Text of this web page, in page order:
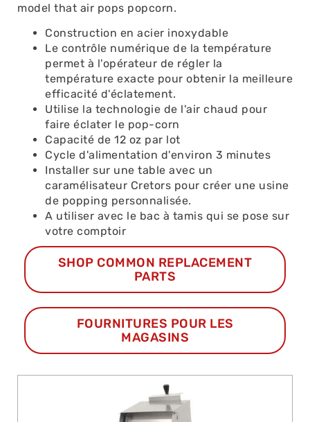
model that air pops popcorn.
Construction en acier inoxydable
Le contrôle numérique de la température
permet à l'opérateur de régler la
température exacte pour obtenir la meilleure
efficacité d'éclatement.
Utilise la technologie de l'air chaud pour
faire éclater le pop-corn
Capacité de 12 oz par lot
Cycle d'alimentation d'environ 3 minutes
Installer sur une table avec un
caramélisateur Cretors pour créer une usine
de popping personnalisée.
A utiliser avec le bac à tamis qui se pose sur
votre comptoir
SHOP COMMON REPLACEMENT
PARTS
ACHETER
PRODUIT
FOURNITURES POUR LES
MAGASINS